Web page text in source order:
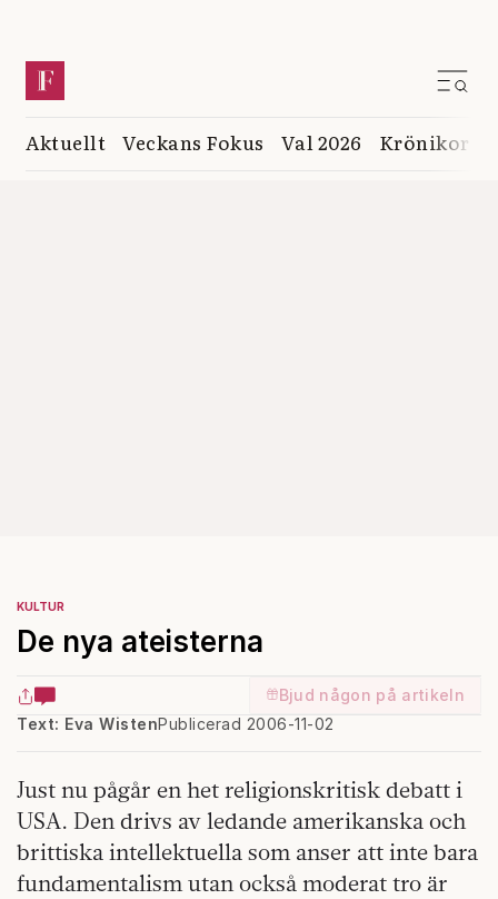
Aktuellt Veckans Fokus Val 2026 Krönikor
KULTUR
De nya ateisterna
Bjud någon på artikeln
Text: Eva WistenPublicerad 2006-11-02
Just nu pågår en het religionskritisk debatt i
USA. Den drivs av ledande amerikanska och
brittiska intellektuella som anser att inte bara
fundamentalism utan också moderat tro är